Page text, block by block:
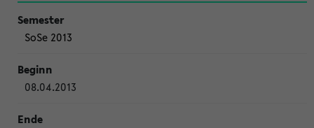
SoSe 2013
08.04.2013